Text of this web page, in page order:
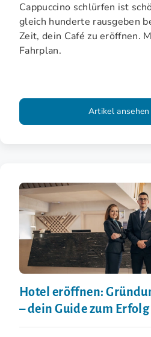
Cappuccino schlürfen ist
gleich hunderte rausgeben
Zeit, dein Café zu eröffnen.
Fahrplan.
Artikel ansehen
Hotel eröffnen:
– dein Guide zum Erfolg